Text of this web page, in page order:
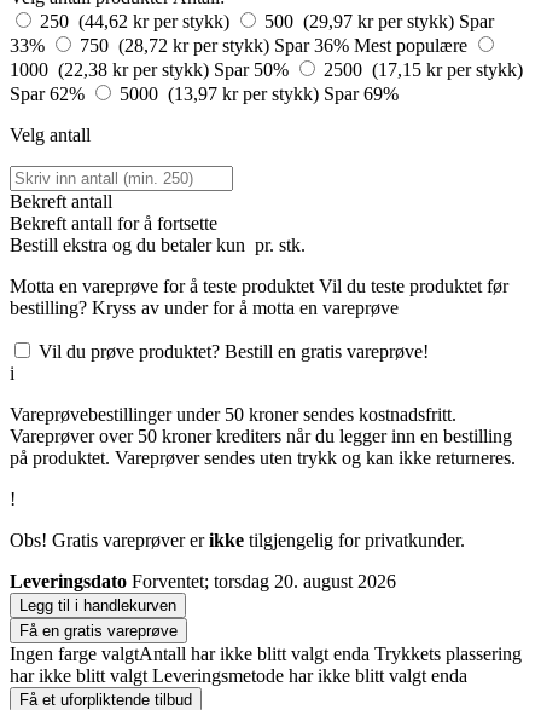
250 (44,62 kr per stykk)
500 (29,97 kr per stykk) Spar
33%
750 (28,72 kr per stykk) Spar 36% Mest populære
1000 (22,38 kr per stykk) Spar 50%
2500 (17,15 kr per stykk)
Spar 62%
5000 (13,97 kr per stykk) Spar 69%
Velg antall
Bekreft antall
Bekreft antall for å fortsette
Bestill ekstra og du betaler kun pr. stk.
Motta en vareprøve for å teste produktet Vil du teste produktet før
bestilling? Kryss av under for å motta en vareprøve
Vil du prøve produktet? Bestill en gratis vareprøve!
i
Vareprøvebestillinger under 50 kroner sendes kostnadsfritt.
Vareprøver over 50 kroner krediters når du legger inn en bestilling
på produktet. Vareprøver sendes uten trykk og kan ikke returneres.
!
Obs! Gratis vareprøver erikke tilgjengelig for privatkunder.
Leveringsdato Forventet; torsdag 20. august 2026
Legg til i handlekurven
Få en gratis vareprøve
Ingen farge valgtAntall har ikke blitt valgt enda Trykkets plassering
har ikke blitt valgt Leveringsmetode har ikke blitt valgt enda
Få et uforpliktende tilbud